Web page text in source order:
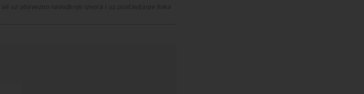
uz obavezno navođenje izvora i uz postavljanje linka